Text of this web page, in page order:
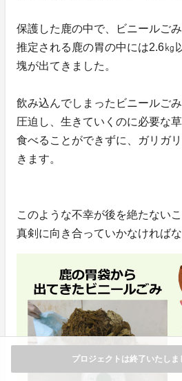
プロジェクトは終了いたしま
保護した鹿の中で、ビニールご
推定される鹿の胃の中には2.6㎏
塊が出てきました。
飲み込んでしまったビニールご
圧迫し、生きていくのに必要な
食べることができずに、ガリガ
きます。
このような不幸が後を絶たない
真剣に向き合っていかなければ